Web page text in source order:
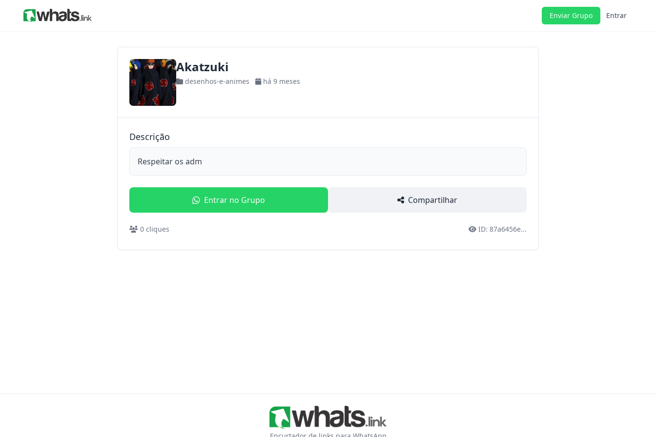
Enviar Grupo Entrar
Akatzuki
desenhos-e-animes há 9 meses
Descrição
Respeitar os adm
Entrar no Grupo Compartilhar
0 cliques ID: 87a6456e...